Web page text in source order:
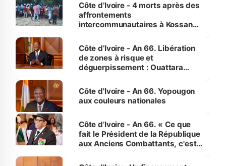
Côte d’Ivoire - 4 morts après des
affrontements
intercommunautaires à Kossandji
milieu des sinistrés
Côte d’Ivoire - An 66. Libération
de zones à risque et
déguerpissement : Ouattara
l'Etat de droit pour préserver les
vies humaines »
Côte d'Ivoire - An 66. Yopougon
aux couleurs nationales
Côte d’Ivoire - An 66. « Ce que
fait le Président de la République
aux Anciens Combattants, c'est